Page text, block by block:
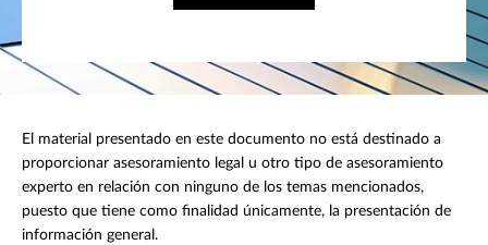
El material presentado en este documento no está destinado a
proporcionar asesoramiento legal u otro tipo de asesoramiento
experto en relación con ninguno de los temas mencionados,
puesto que tiene como finalidad únicamente, la presentación de
información general.